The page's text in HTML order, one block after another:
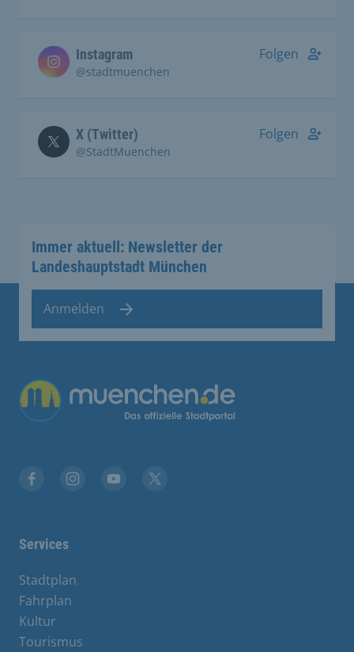
Instagram
@stadtmuenchen
Folgen
X (Twitter)
@StadtMuenchen
Folgen
Immer aktuell: Newsletter der
Landeshauptstadt München
Anmelden
Übergreifende Links
Services
Stadtplan
Fahrplan
Kultur
Tourismus